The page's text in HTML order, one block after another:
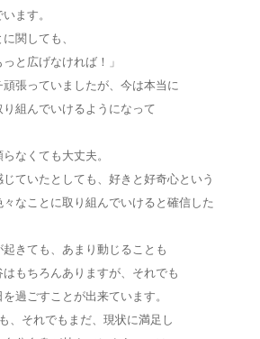
ます。
関しても、
と広げなければ！」
張っていましたが、今は本当に
組んでいけるようになって
なくても大丈夫。
ていたとしても、好きと好奇心という
なことに取り組んでいけると確信した
きても、あまり動じることも
もちろんありますが、それでも
過ごすことが出来ています。
、それでもまだ、現状に満足し